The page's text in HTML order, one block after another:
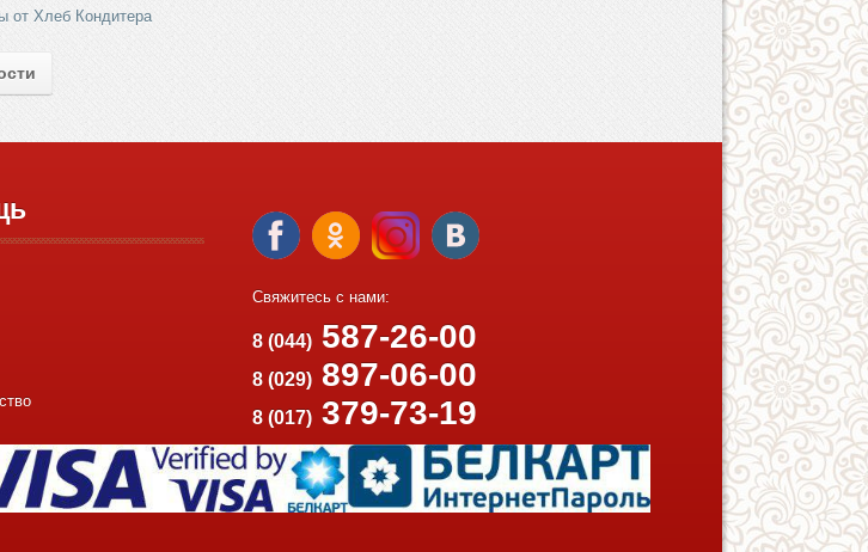
от Хлеб Кондитера
Свяжитесь с нами:
8 (044)587-26-00
8 (029)897-06-00
8 (017) 379-73-19